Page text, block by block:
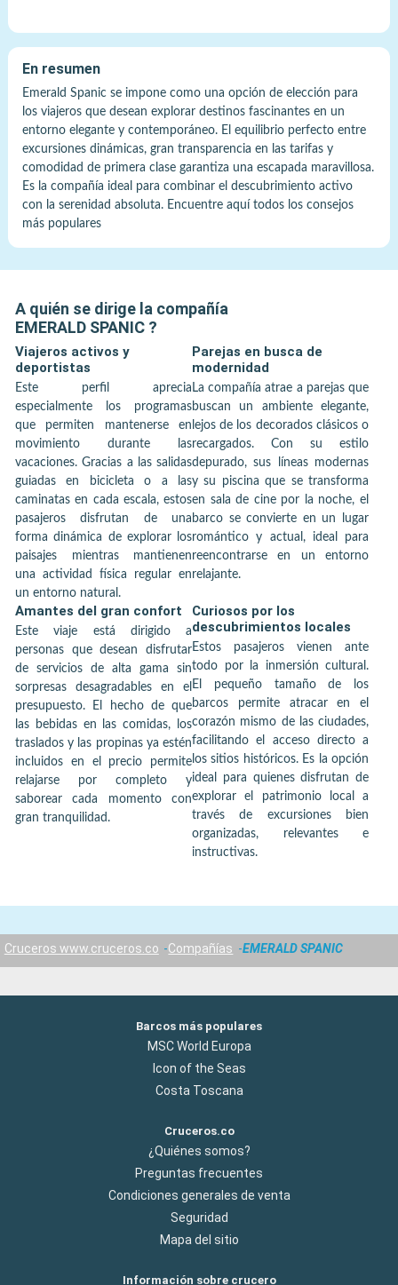
En resumen
Emerald Spanic se impone como una opción de elección para
los viajeros que desean explorar destinos fascinantes en un
entorno elegante y contemporáneo. El equilibrio perfecto entre
excursiones dinámicas, gran transparencia en las tarifas y
comodidad de primera clase garantiza una escapada maravillosa.
Es la compañía ideal para combinar el descubrimiento activo
con la serenidad absoluta. Encuentre aquí todos los consejos
más populares
A quién se dirige la compañía
EMERALD SPANIC ?
Viajeros activos y
deportistas
Este perfil aprecia
especialmente los programas
que permiten mantenerse en
movimiento durante las
vacaciones. Gracias a las salidas
guiadas en bicicleta o a las
caminatas en cada escala, estos
pasajeros disfrutan de una
forma dinámica de explorar los
paisajes mientras mantienen
una actividad física regular en
un entorno natural.
Parejas en busca de
modernidad
La compañía atrae a parejas que
buscan un ambiente elegante,
lejos de los decorados clásicos o
recargados. Con su estilo
depurado, sus líneas modernas
y su piscina que se transforma
en sala de cine por la noche, el
barco se convierte en un lugar
romántico y actual, ideal para
reencontrarse en un entorno
relajante.
Amantes del gran confort
Este viaje está dirigido a
personas que desean disfrutar
de servicios de alta gama sin
sorpresas desagradables en el
presupuesto. El hecho de que
las bebidas en las comidas, los
traslados y las propinas ya estén
incluidos en el precio permite
relajarse por completo y
saborear cada momento con
gran tranquilidad.
Curiosos por los
descubrimientos locales
Estos pasajeros vienen ante
todo por la inmersión cultural.
El pequeño tamaño de los
barcos permite atracar en el
corazón mismo de las ciudades,
facilitando el acceso directo a
los sitios históricos. Es la opción
ideal para quienes disfrutan de
explorar el patrimonio local a
través de excursiones bien
organizadas, relevantes e
instructivas.
Cruceros www.cruceros.co Compañías EMERALD SPANIC
Barcos más populares
MSC World Europa
Icon of the Seas
Costa Toscana
Cruceros.co
¿Quiénes somos?
Preguntas frecuentes
Condiciones generales de venta
Seguridad
Mapa del sitio
Información sobre crucero